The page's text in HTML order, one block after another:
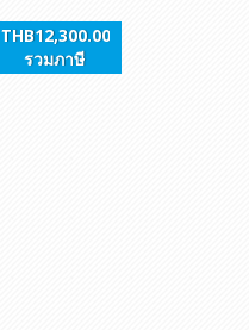
THB12,300.00
รวมภาษี